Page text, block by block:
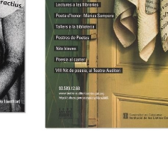
Museu del Disseny de Barcelona
44 Fira del
d’ocasió antic i
modern